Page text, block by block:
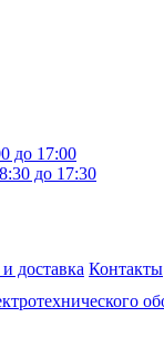
до 17:00
до 17:30
доставка Контакты